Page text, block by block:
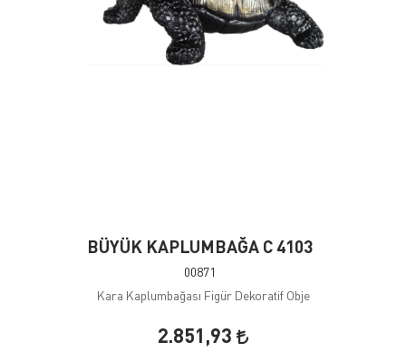
BÜYÜK KAPLUMBAĞA C 4103
00871
Kara Kaplumbağası Figür Dekoratif Obje
2.851,93